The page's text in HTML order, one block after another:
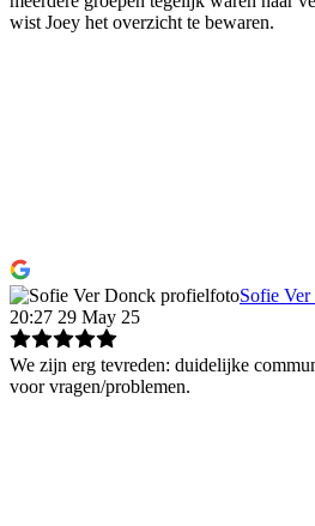
wist Joey het overzicht te bewaren.
Sofie
20:27 29 May 25
We zijn erg tevreden: duidelijke
voor vragen/problemen.